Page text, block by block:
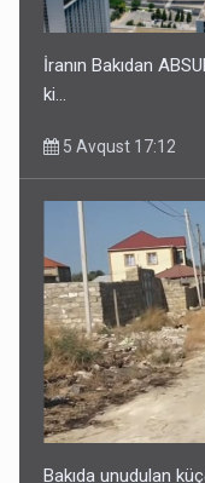
İranın Bakıdan
ki…
5 Avqust 17:12
Bakıda unudulan